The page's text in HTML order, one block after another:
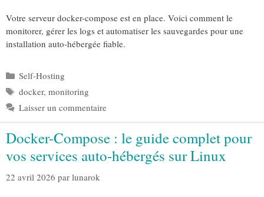
Votre serveur docker-compose est en place. Voici comment le
monitorer, gérer les logs et automatiser les sauvegardes pour une
installation auto-hébergée fiable.
Catégories
Self-Hosting
Étiquettes
docker, monitoring
Laisser un commentaire
Docker-Compose : le guide complet pour
vos services auto-hébergés sur Linux
22 avril 2026 par lunarok